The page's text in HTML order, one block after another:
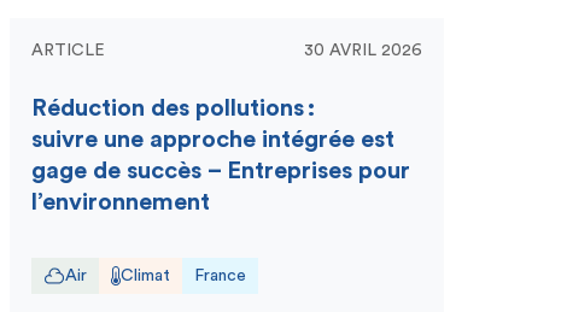
ARTICLE 30 AVRIL 2026
Réduction des pollutions :
suivre une approche intégrée est
gage de succès – Entreprises pour
l’environnement
Air Climat France